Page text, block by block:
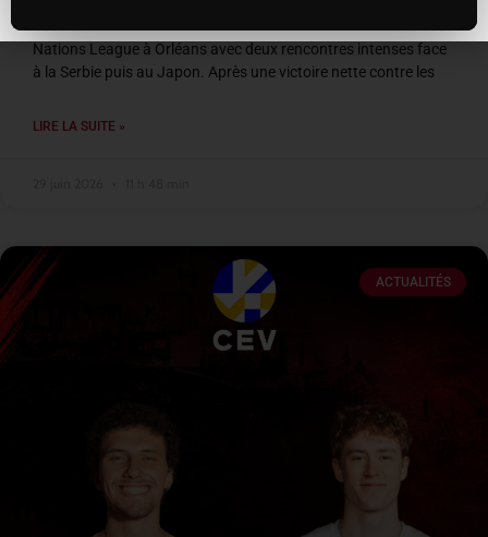
Nations League à Orléans avec deux rencontres intenses face
à la Serbie puis au Japon. Après une victoire nette contre les
LIRE LA SUITE »
ACTUALITÉS